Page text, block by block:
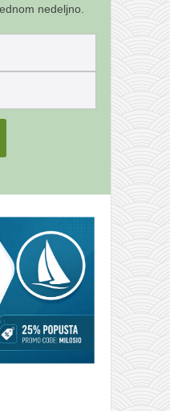
nedeljno.